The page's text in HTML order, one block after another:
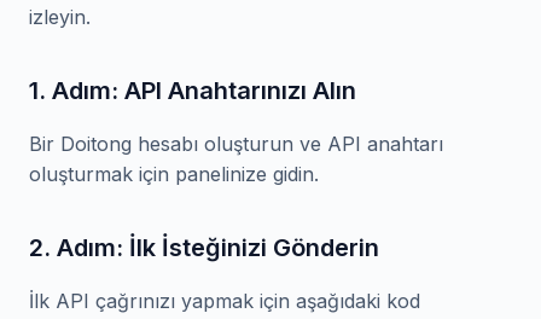
izleyin.
1. Adım: API Anahtarınızı Alın
Bir Doitong hesabı oluşturun ve API anahtarı
oluşturmak için panelinize gidin.
2. Adım: İlk İsteğinizi Gönderin
İlk API çağrınızı yapmak için aşağıdaki kod